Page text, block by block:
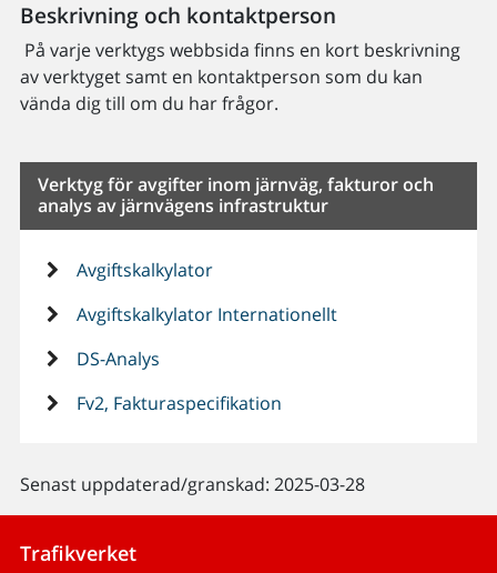
Beskrivning och kontaktperson
På varje verktygs webbsida finns en kort beskrivning
av verktyget samt en kontaktperson som du kan
vända dig till om du har frågor.
Verktyg för avgifter inom järnväg, fakturor och
analys av järnvägens infrastruktur
Avgiftskalkylator
Avgiftskalkylator Internationellt
DS-Analys
Fv2, Fakturaspecifikation
Senast uppdaterad/granskad: 2025-03-28
Trafikverket